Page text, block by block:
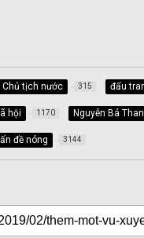
Chủ tịch nước 315 đấu
hội 1170 Nguyễn Bá
đề nóng 3144